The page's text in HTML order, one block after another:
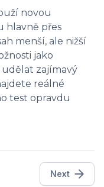
novou
hlavně přes
menší, ale nižší
jako
zajímavý
reálné
test opravdu
Next